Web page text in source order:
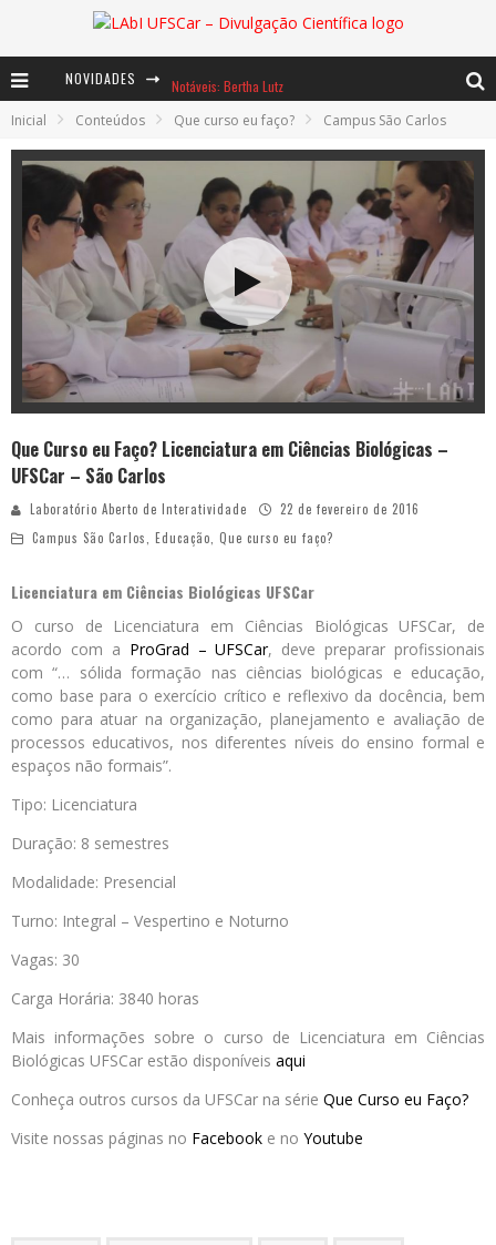
NOVIDADES Notáveis: Bertha Lutz
Baú de Histórias - A jamais imaginada aventura com os moinhos de vento
Ents: a voz das florestas
Inicial Conteúdos Que curso eu faço? Campus São Carlos
Que Curso eu Faço? Licenciatura em Ciências Biológicas –
UFSCar – São Carlos
Laboratório Aberto de Interatividade
22 de fevereiro de 2016
Campus São Carlos
Educação Que curso eu faço?
Licenciatura em Ciências Biológicas UFSCar
O curso de Licenciatura em Ciências Biológicas UFSCar, de
acordo com a ProGrad – UFSCar, deve preparar profissionais
com “… sólida formação nas ciências biológicas e educação,
como base para o exercício crítico e reflexivo da docência, bem
como para atuar na organização, planejamento e avaliação de
processos educativos, nos diferentes níveis do ensino formal e
espaços não formais”.
Tipo: Licenciatura
Duração: 8 semestres
Modalidade: Presencial
Turno: Integral – Vespertino e Noturno
Vagas: 30
Carga Horária: 3840 horas
Mais informações sobre o curso de Licenciatura em Ciências
Biológicas UFSCar estão disponíveis aqui
Conheça outros cursos da UFSCar na série Que Curso eu Faço?
Visite nossas páginas no Facebook e no Youtube